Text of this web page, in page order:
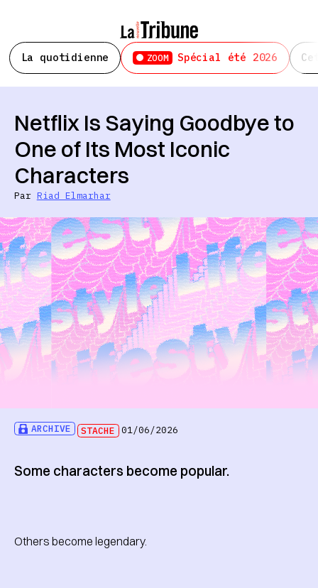
La quotidienne ZOOM Spécial été 2026
ARCHIVE STACHE 01/06/2026
Netflix Is Saying Goodbye to
One of Its Most Iconic
Characters
Par Riad Elmarhar
Some characters become popular.
Others become legendary.